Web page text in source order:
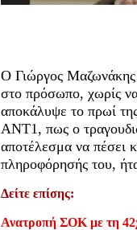
Ο Γιώργος Μαζωνάκης
στο πρόσωπο, χωρίς
αποκάλυψε το πρωί
ΑΝΤ1, πως ο
αποτέλεσμα να πέσει
πληροφόρησής του,
Δείτε επίσης:
Ανατροπή ΣΟΚ με τη